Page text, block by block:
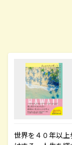
世界を４０年以